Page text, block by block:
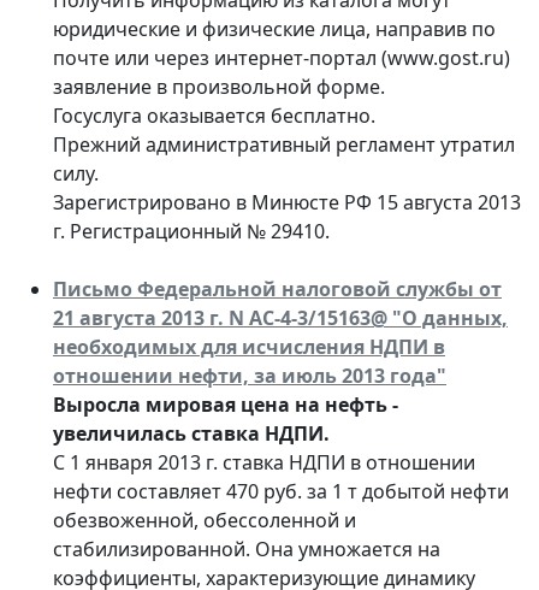
юридические и физические лица, направив по
почте или через интернет-портал (www.gost.ru)
заявление в произвольной форме.
Госуслуга оказывается бесплатно.
Прежний административный регламент утратил
силу.
Зарегистрировано в Минюсте РФ 15 августа 2013
г. Регистрационный № 29410.
Письмо Федеральной налоговой службы от
21 августа 2013 г. N АС-4-3/15163@ "О данных,
необходимых для исчисления НДПИ в
отношении нефти, за июль 2013 года"
Выросла мировая цена на нефть -
увеличилась ставка НДПИ.
С 1 января 2013 г. ставка НДПИ в отношении
нефти составляет 470 руб. за 1 т добытой нефти
обезвоженной, обессоленной и
стабилизированной. Она умножается на
коэффициенты, характеризующие динамику